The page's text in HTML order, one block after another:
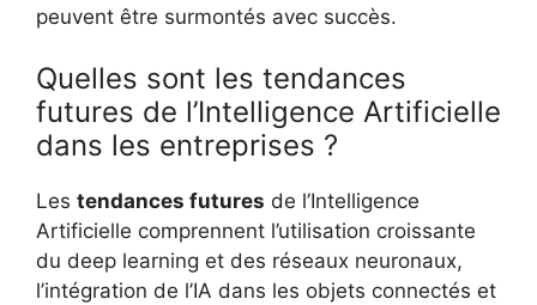
peuvent être surmontés avec succès.
Quelles sont les tendances
futures de l’Intelligence Artificielle
dans les entreprises ?
Les tendances futures de l’Intelligence
Artificielle comprennent l’utilisation croissante
du deep learning et des réseaux neuronaux,
l’intégration de l’IA dans les objets connectés et